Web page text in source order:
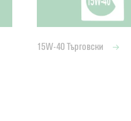
15W-40 Търговски